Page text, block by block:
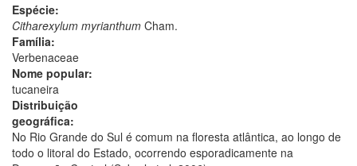
Espécie:
Citharexylum myrianthum Cham.
Família:
Verbenaceae
Nome popular:
tucaneira
Distribuição
geográfica:
No Rio Grande do Sul é comum na floresta atlântica, ao longo de
todo o litoral do Estado, ocorrendo esporadicamente na